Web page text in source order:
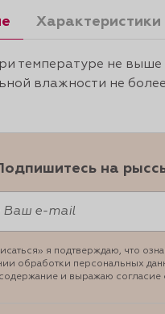
Характеристики
температуре не выше
влажности не
на
я подтверждаю, что
обработки персональных
содержание и выражаю согласие